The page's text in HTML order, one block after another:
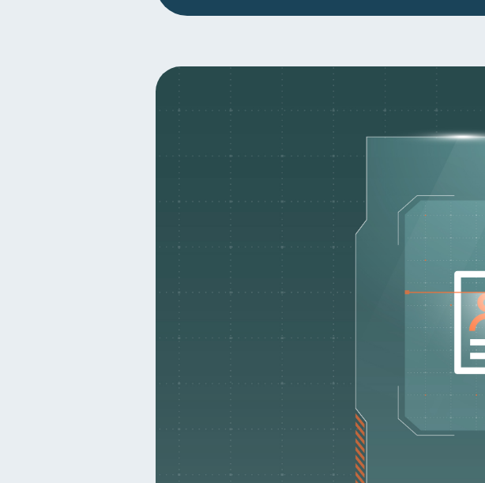
Organización Financiera 10 Deudas
Tarjeta de crédito 6 Historial crediticio 6
Superintendencia de Bancos Vacaciones 2
Finanzas Personales Finanzas en Pareja
Información financiera
información financiera